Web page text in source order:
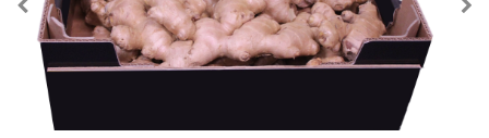
Contrôle Qualité